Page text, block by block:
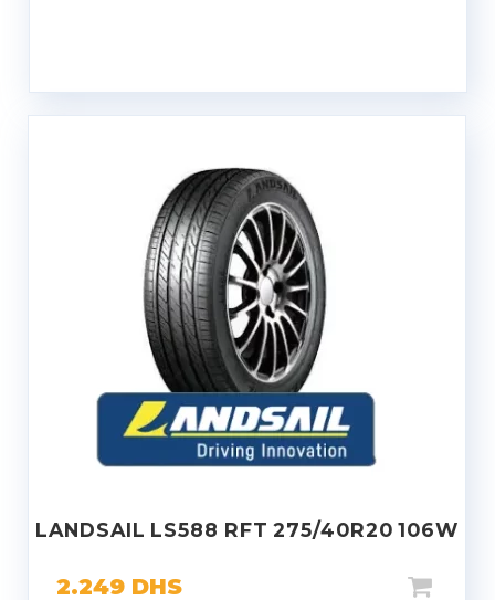
LANDSAIL LS588 RFT 275/40R20 106W
2.249 DHS